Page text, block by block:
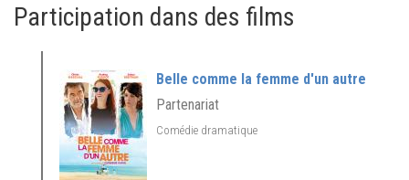
Participation dans des films
Belle comme la femme d'un autre
Partenariat
Comédie dramatique